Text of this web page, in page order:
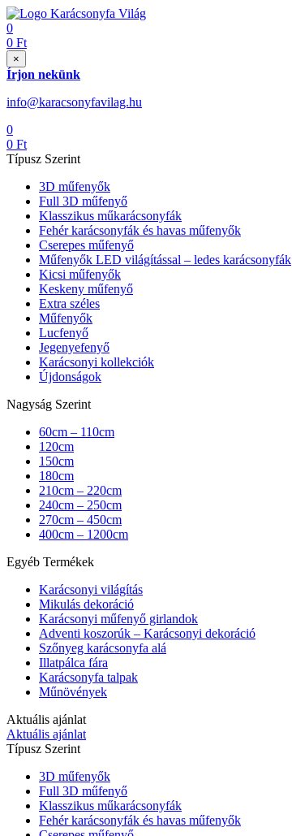
0
0 Ft
×
Írjon nekünk
info@karacsonyfavilag.hu
0
0 Ft
Típusz Szerint
3D műfenyők
Full 3D műfenyő
Klasszikus műkarácsonyfák
Fehér karácsonyfák és havas műfenyők
Cserepes műfenyő
Műfenyők LED világítással – ledes karácsonyfák
Kicsi műfenyők
Keskeny műfenyő
Extra széles
Műfenyők
Lucfenyő
Jegenyefenyő
Karácsonyi kollekciók
Újdonságok
Nagyság Szerint
60cm – 110cm
120cm
150cm
180cm
210cm – 220cm
240cm – 250cm
270cm – 450cm
400cm – 1200cm
Egyéb Termékek
Karácsonyi világítás
Mikulás dekoráció
Karácsonyi műfenyő girlandok
Adventi koszorúk – Karácsonyi dekoráció
Szőnyeg karácsonyfa alá
Illatpálca fára
Karácsonyfa talpak
Műnövények
Aktuális ajánlat
Aktuális ajánlat
Típusz Szerint
3D műfenyők
Full 3D műfenyő
Klasszikus műkarácsonyfák
Fehér karácsonyfák és havas műfenyők